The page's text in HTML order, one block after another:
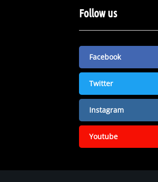
Follow us
Facebook
Twitter
Instagram
Youtube